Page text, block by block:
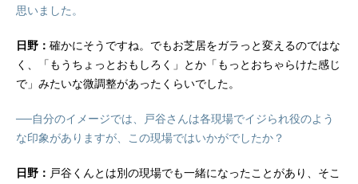
思いました。
日野： 確かにそうですね。でもお芝居をガラっと変えるのではな
く、「もうちょっとおもしろく」とか「もっとおちゃらけた感じ
で」みたいな微調整があったくらいでした。
──自分のイメージでは、戸谷さんは各現場でイジられ役のよう
な印象がありますが、この現場ではいかがでしたか？
日野： 戸谷くんとは別の現場でも一緒になったことがあり、そこ